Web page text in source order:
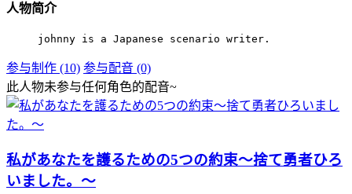
人物简介
johnny is a Japanese scenario writer.
参与制作 (10) 参与配音 (0)
此人物未参与任何角色的配音~
私があなたを護るための5つの約束～捨て勇者ひろ
いました。～